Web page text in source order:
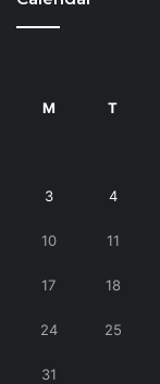
M T
3 4
10 11
17 18
24 25
31